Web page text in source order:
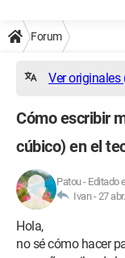
Forum
Ver originales
Cómo escribir
cúbico) en el
Patou- Editado
Ivan -27
Hola,
no sé cómo hacer